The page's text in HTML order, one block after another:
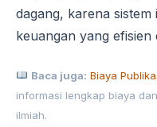
dagang, karena
keuangan yang efisien
Baca juga: Biaya
informasi lengkap biaya
ilmiah.